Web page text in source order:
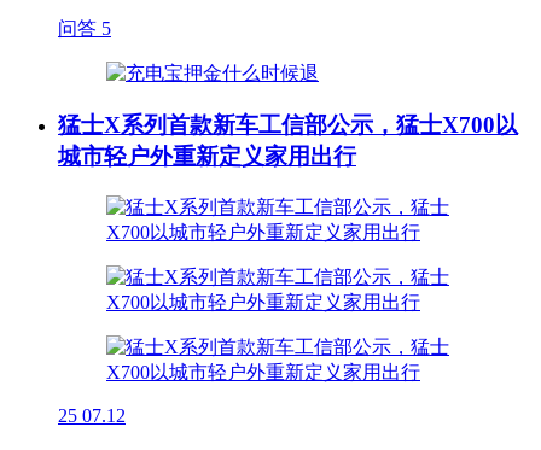
问答 5
猛士X系列首款新车工信部公示，猛士X700以
城市轻户外重新定义家用出行
25 07.12